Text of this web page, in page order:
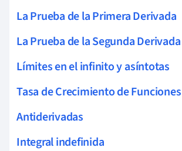
La Prueba de la Primera Derivada
La Prueba de la Segunda Derivada
Límites en el infinito y asíntotas
Tasa de Crecimiento de Funciones
Antiderivadas
Integral indefinida